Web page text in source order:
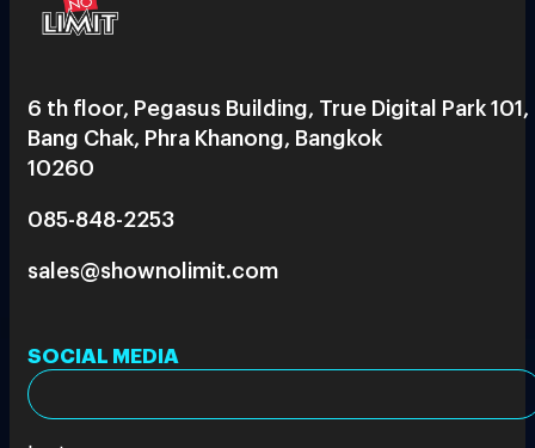
6 th floor, Pegasus Building, True Digital Park 101,
Bang Chak, Phra Khanong, Bangkok
10260
085-848-2253
sales@shownolimit.com
SOCIAL MEDIA